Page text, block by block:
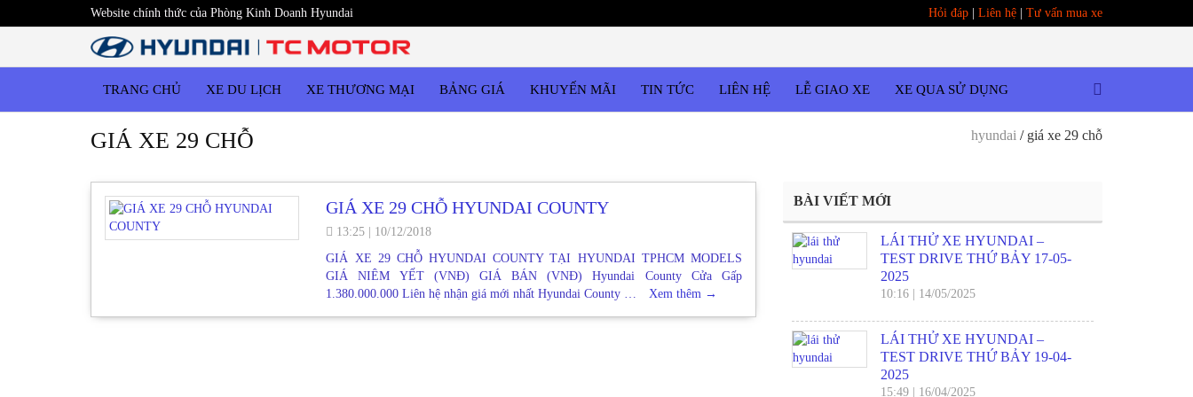
Website chính thức của Phòng Kinh Doanh Hyundai Hỏi đáp Liên hệ Tư vấn mua xe
TRANG CHỦ XE DU LỊCH XE THƯƠNG MẠI BẢNG GIÁ KHUYẾN MÃI TIN TỨC LIÊN HỆ LỄ GIAO XE XE QUA SỬ DỤNG
GIÁ XE 29 CHỖ hyundai / giá xe 29 chỗ
GIÁ XE 29 CHỖ HYUNDAI COUNTY
13:25
10/12/2018
GIÁ XE 29 CHỖ HYUNDAI COUNTY TẠI HYUNDAI TPHCM MODELS
GIÁ NIÊM YẾT (VNĐ) GIÁ BÁN (VNĐ) Hyundai County Cửa Gấp
1.380.000.000 Liên hệ nhận giá mới nhất Hyundai County …
Xem thêm →
BÀI VIẾT MỚI
LÁI THỬ XE HYUNDAI –
TEST DRIVE THỨ BẢY 17-05-
2025
10:16 14/05/2025
LÁI THỬ XE HYUNDAI –
TEST DRIVE THỨ BẢY 19-04-
2025
15:49 16/04/2025